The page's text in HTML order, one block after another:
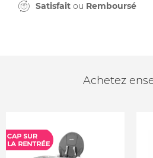
Satisfait ou Remboursé
Achetez